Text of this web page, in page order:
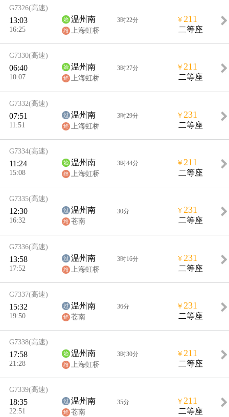
G7326(高速)
13:03
16:25
温州南
上海虹桥
3时22分 ￥ 211
二等座
G7330(高速)
06:40
10:07
温州南
上海虹桥
3时27分 ￥ 211
二等座
G7332(高速)
07:51
11:51
温州南
上海虹桥
3时29分 ￥ 231
二等座
G7334(高速)
11:24
15:08
温州南
上海虹桥
3时44分 ￥ 211
二等座
G7335(高速)
12:30
16:32
温州南
苍南
30分 ￥ 231
二等座
G7336(高速)
13:58
17:52
温州南
上海虹桥
3时16分 ￥ 231
二等座
G7337(高速)
15:32
19:50
温州南
苍南
36分 ￥ 231
二等座
G7338(高速)
17:58
21:28
温州南
上海虹桥
3时30分 ￥ 211
二等座
G7339(高速)
18:35
22:51
温州南
苍南
35分 ￥ 211
二等座